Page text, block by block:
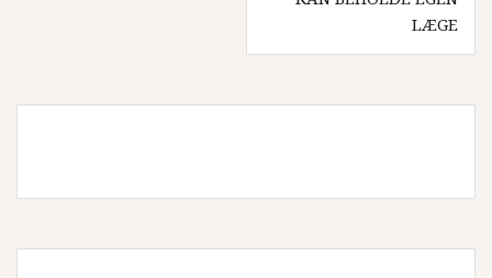
LÆGE